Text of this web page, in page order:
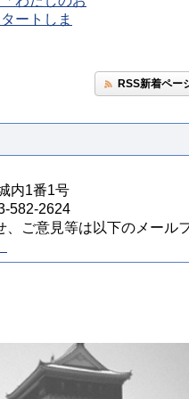
ートしま
RSS新着ペー
内1番1号
582-2624
ご意見等は以下のメール